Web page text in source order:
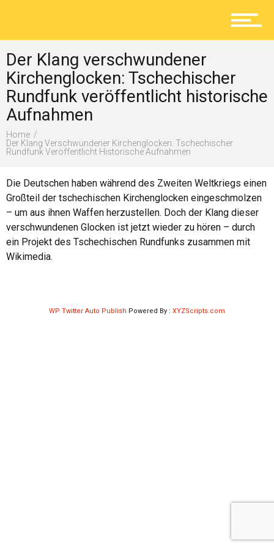
Lokal
Ratgeber
Kolumne
Der Klang verschwundener
Kirchenglocken: Tschechischer
Rundfunk veröffentlicht historische
Aufnahmen
Home
Der Klang Verschwundener Kirchenglocken: Tschechischer
Rundfunk Veröffentlicht Historische Aufnahmen
Die Deutschen haben während des Zweiten Weltkriegs einen
Großteil der tschechischen Kirchenglocken eingeschmolzen
– um aus ihnen Waffen herzustellen. Doch der Klang dieser
verschwundenen Glocken ist jetzt wieder zu hören – durch
ein Projekt des Tschechischen Rundfunks zusammen mit
Wikimedia.
WP Twitter Auto Publish Powered By : XYZScripts.com